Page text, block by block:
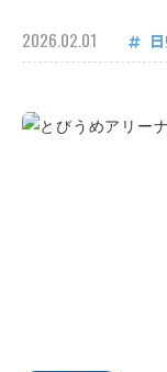
2026.02.01